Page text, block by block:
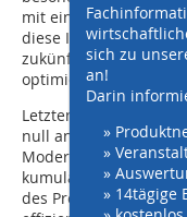
mit einer
diese Informationen
zukünftigen
optimieren.
Letztendlich bedeutet
null anfängt. Vielmehr
Modernisierung und
kumulativen Lernen
des Projekts, die alle
sich zu
an!
Darin
»
»
»
» 14tägige